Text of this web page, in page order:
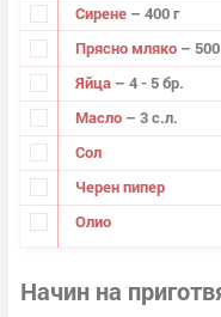
Сирене – 400 г
Прясно мляко –
Яйца – 4 - 5 бр.
Масло – 3 с.л.
Сол
Черен пипер
Олио
Начин на